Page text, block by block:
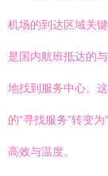
机场的到达区域关
是国内航班抵达的
地找到服务中心。
的“寻找服务”转变
高效与温度。